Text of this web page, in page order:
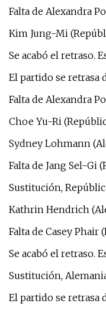
Falta de Alexandra
Kim Jung-Mi
Se acabó el retraso.
El partido se retrasa
Falta de Alexandra
Choe Yu-Ri
Sydney Lohmann
Falta de Jang Sel-Gi
Sustitución,
Kathrin Hendrich
Falta de Casey Phair
Se acabó el retraso.
Sustitución,
El partido se retrasa